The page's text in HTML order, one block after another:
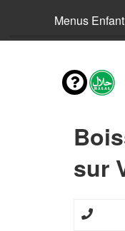
Menus Enfant
sur